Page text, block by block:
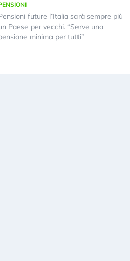
future l’Italia sarà sempre più
Paese per vecchi. “Serve una
minima per tutti”